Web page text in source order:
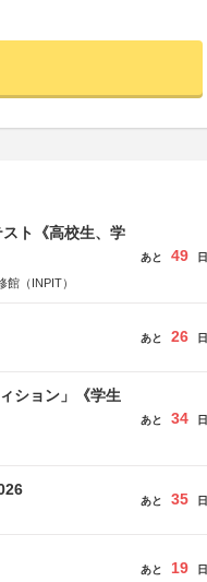
ト《高校生、学
（INPIT）
あと 49 日
あと 26 日
ション」《学生
あと 34 日
あと 35 日
あと 19 日